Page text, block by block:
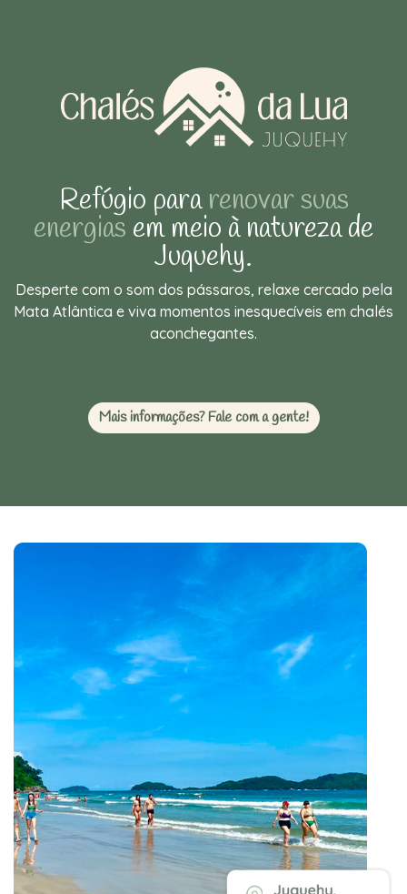
Refúgio pararenovar suas
energias em meio à natureza de
Juquehy.
Desperte com o som dos pássaros, relaxe cercado pela
Mata Atlântica e viva momentos inesquecíveis em chalés
aconchegantes.
Mais informações? Fale com a gente!